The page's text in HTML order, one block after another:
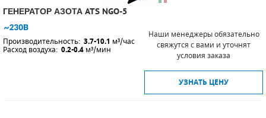
ГЕНЕРАТОР АЗОТА ATS NGO-5
Производительность: 3.7-10.1 м³/час
Расход воздуха: 0.2-0.4 м³/мин
Наши менеджеры обязательно
свяжутся с вами и уточнят
условия заказа
УЗНАТЬ ЦЕНУ